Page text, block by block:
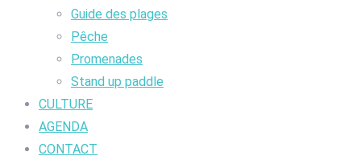
Guide des plages
Pêche
Promenades
Stand up paddle
CULTURE
AGENDA
CONTACT